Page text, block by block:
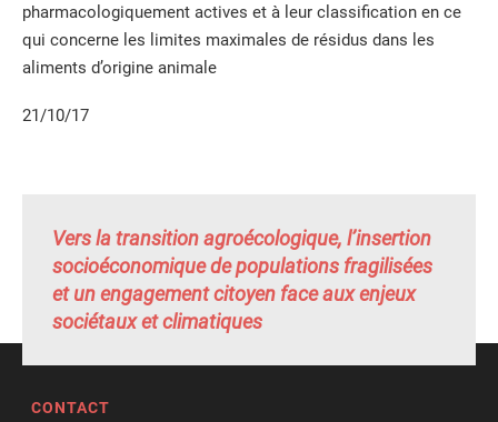
pharmacologiquement actives et à leur classification en ce
qui concerne les limites maximales de résidus dans les
aliments d’origine animale
21/10/17
Vers la transition agroécologique, l’insertion
socioéconomique de populations fragilisées
et un engagement citoyen face aux enjeux
sociétaux et climatiques
CONTACT